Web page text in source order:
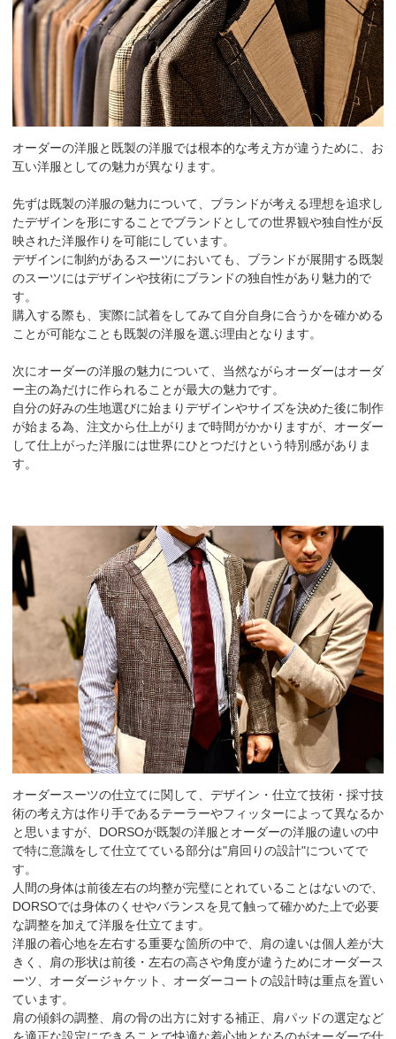
オーダーの洋服と既製の洋服では根本的な考え方が違うために、お
互い洋服としての魅力が異なります。
先ずは既製の洋服の魅力について、ブランドが考える理想を追求し
たデザインを形にすることでブランドとしての世界観や独自性が反
映された洋服作りを可能にしています。
デザインに制約があるスーツにおいても、ブランドが展開する既製
のスーツにはデザインや技術にブランドの独自性があり魅力的で
す。
購入する際も、実際に試着をしてみて自分自身に合うかを確かめる
ことが可能なことも既製の洋服を選ぶ理由となります。
次にオーダーの洋服の魅力について、当然ながらオーダーはオーダ
ー主の為だけに作られることが最大の魅力です。
自分の好みの生地選びに始まりデザインやサイズを決めた後に制作
が始まる為、注文から仕上がりまで時間がかかりますが、オーダー
して仕上がった洋服には世界にひとつだけという特別感がありま
す。
オーダースーツの仕立てに関して、デザイン・仕立て技術・採寸技
術の考え方は作り手であるテーラーやフィッターによって異なるか
と思いますが、DORSOが既製の洋服とオーダーの洋服の違いの中
で特に意識をして仕立てている部分は"肩回りの設計"についてで
す。
人間の身体は前後左右の均整が完璧にとれていることはないので、
DORSOでは身体のくせやバランスを見て触って確かめた上で必要
な調整を加えて洋服を仕立てます。
洋服の着心地を左右する重要な箇所の中で、肩の違いは個人差が大
きく、肩の形状は前後・左右の高さや角度が違うためにオーダース
ーツ、オーダージャケット、オーダーコートの設計時は重点を置い
ています。
肩の傾斜の調整、肩の骨の出方に対する補正、肩パッドの選定など